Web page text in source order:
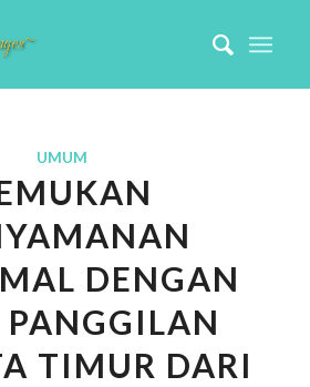
UMUM
DENGAN
PANGGILAN
TIMUR DARI